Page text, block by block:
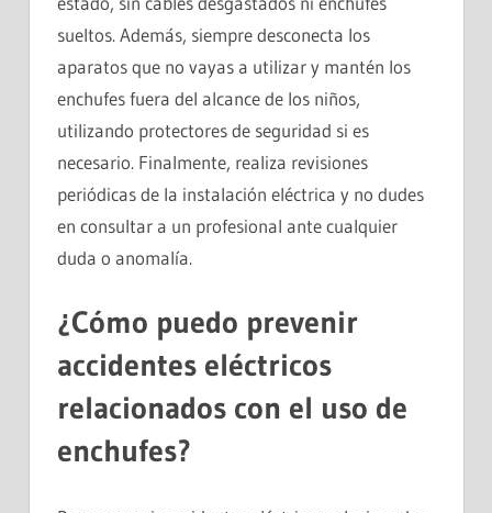
sueltos. Además, siempre desconecta los
aparatos que no vayas a utilizar y mantén los
enchufes fuera del alcance de los niños,
utilizando protectores de seguridad si es
necesario. Finalmente, realiza revisiones
periódicas de la instalación eléctrica y no dudes
en consultar a un profesional ante cualquier
duda o anomalía.
¿Cómo puedo prevenir
accidentes eléctricos
relacionados con el uso de
enchufes?